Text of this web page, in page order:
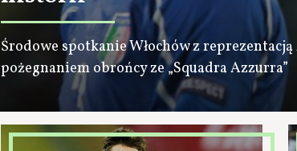
Środowe spotkanie Włochów z
pożegnaniem obrońcy ze „Squadra Azzurra”